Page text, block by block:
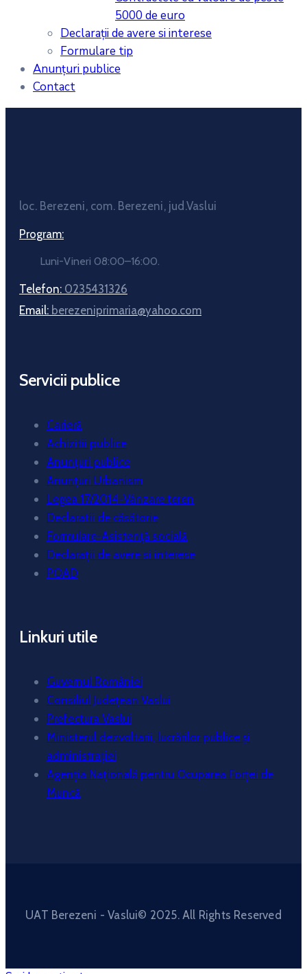
5000 de euro
Declarații de avere si interese
Formulare tip
Anunțuri publice
Contact
loc. Berezeni, com. Berezeni, jud.Vaslui
Program:
Luni-Vineri 08:00–16:00.
Telefon: 0235431326
Email: berezeniprimaria@yahoo.com
Servicii publice
Carieră
Achizitii publice
Anunțuri publice
Anunțuri Urbanism
Legea 17/2014-Vânzare teren
Declaratii de căsătorie
Formulare-Asistență socială
Declarații de avere si interese
POAD
Linkuri utile
Guvernul României
Consiliul Județean Vaslui
Prefectura Vaslui
Ministerul dezvoltarii, lucrărilor publice și
administrației
Agenția Națională pentru Ocuparea Forței de
Muncă
UAT Berezeni - Vaslui© 2025. All Rights Reserved